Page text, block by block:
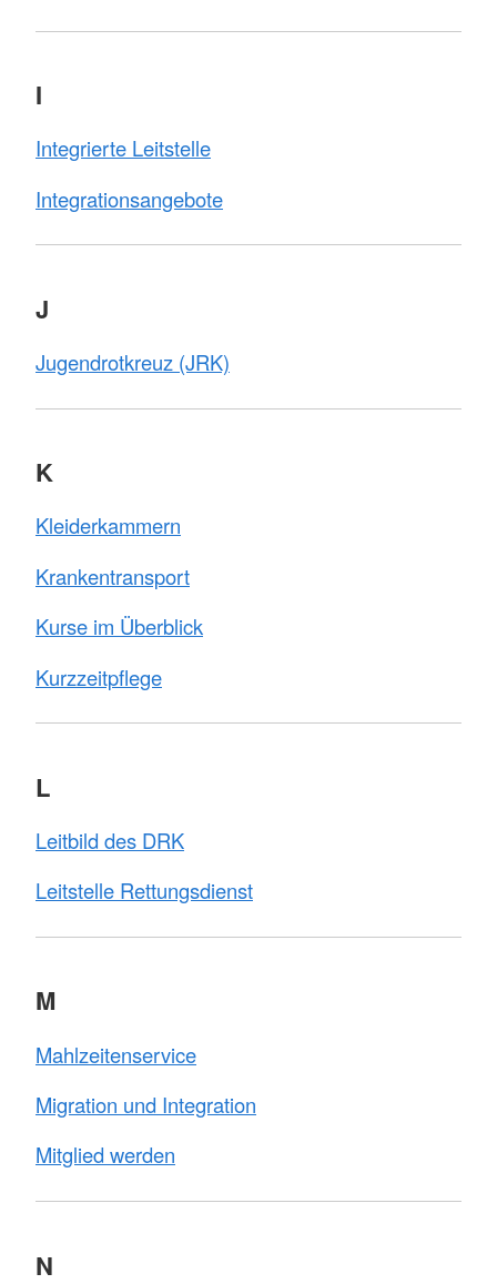
I
Integrierte Leitstelle
Integrationsangebote
J
Jugendrotkreuz (JRK)
K
Kleiderkammern
Krankentransport
Kurse im Überblick
Kurzzeitpflege
L
Leitbild des DRK
Leitstelle Rettungsdienst
M
Mahlzeitenservice
Migration und Integration
Mitglied werden
N